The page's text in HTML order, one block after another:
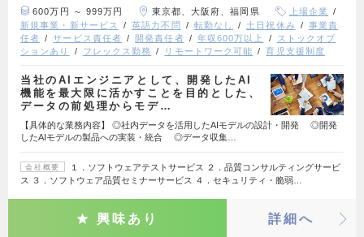
600万円 ～ 999万円 東京都、大阪府、福岡県
上場企業
新規事業・新サービス
英語力不問 転勤なし 土日祝休み
事業責
任者
サービス責任者 開発責任者 年収600万以上
ストックオプ
ションあり
フレックス勤務 リモートワーク可能 育児支援制度
当社のAIエンジニアとして、開発したAI
機能を最大限に活かすことを目的とした、
データの前処理からモデ…
【具体的な業務内容】 ◎社内データを活用したAIモデルの設計・開発 ◎開発
したAIモデルの製品への実装・統合 ◎データ収集…
会社概要
１．ソフトウェアテストサービス ２．品質コンサルティングサービ
ス ３．ソフトウェア品質セミナーサービス ４．セキュリティ・脆弱…
興味あり 詳細へ